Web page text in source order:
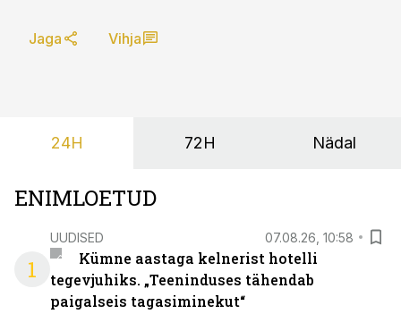
Jaga Vihja
24H 72H Nädal
ENIMLOETUD
1
UUDISED 07.08.26, 10:58
Kümne aastaga kelnerist hotelli
tegevjuhiks. „Teeninduses tähendab
paigalseis tagasiminekut“